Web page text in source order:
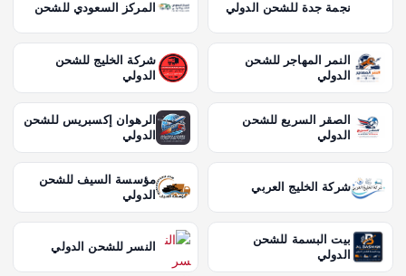
نجمة جدة للشحن الدولي المركز السعودي للشحن
النمر المهاجر للشحن
الدولي
شركة الخليج للشحن
الدولي
الصقر السريع للشحن
الدولي
الرهوان إكسبريس للشحن
الدولي
شركة الخليج العربي
مؤسسة السيف للشحن
الدولي
بيت البسمة للشحن
الدولي
النسر للشحن الدولي